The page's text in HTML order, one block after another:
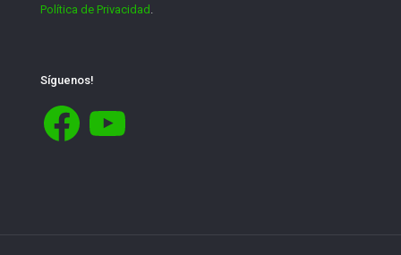
Política de Privacidad .
Síguenos!
Facebook